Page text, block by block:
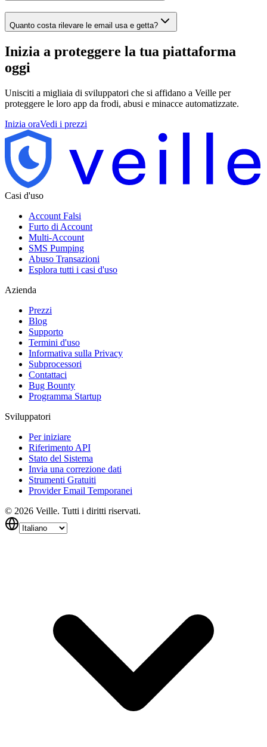
Quanto costa rilevare le email usa e getta?
Inizia a proteggere la tua piattaforma
oggi
Unisciti a migliaia di sviluppatori che si affidano a Veille per
proteggere le loro app da frodi, abusi e minacce automatizzate.
Inizia oraVedi i prezzi
Casi d'uso
Account Falsi
Furto di Account
Multi-Account
SMS Pumping
Abuso Transazioni
Esplora tutti i casi d'uso
Azienda
Prezzi
Blog
Supporto
Termini d'uso
Informativa sulla Privacy
Subprocessori
Contattaci
Bug Bounty
Programma Startup
Sviluppatori
Per iniziare
Riferimento API
Stato del Sistema
Invia una correzione dati
Strumenti Gratuiti
Provider Email Temporanei
© 2026 Veille. Tutti i diritti riservati.